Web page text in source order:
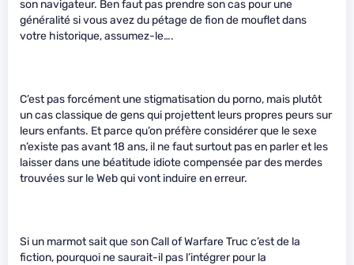
son navigateur. Ben faut pas prendre son cas pour une
généralité si vous avez du pétage de fion de mouflet dans
votre historique, assumez-le….
C’est pas forcément une stigmatisation du porno, mais plutôt
un cas classique de gens qui projettent leurs propres peurs sur
leurs enfants. Et parce qu’on préfère considérer que le sexe
n’existe pas avant 18 ans, il ne faut surtout pas en parler et les
laisser dans une béatitude idiote compensée par des merdes
trouvées sur le Web qui vont induire en erreur.
Si un marmot sait que son Call of Warfare Truc c’est de la
fiction, pourquoi ne saurait-il pas l’intégrer pour la